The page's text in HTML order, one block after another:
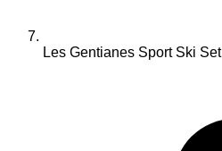
Les Gentianes Sport Ski Set